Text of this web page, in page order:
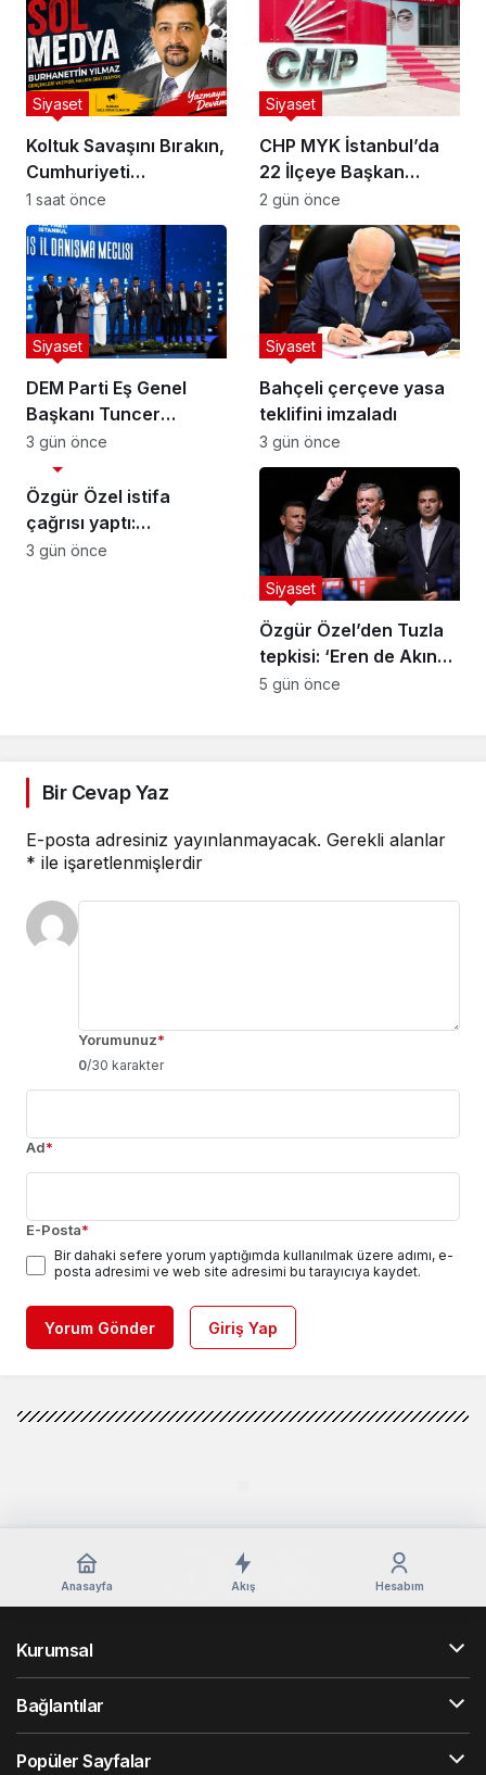
Koltuk Savaşını Bırakın,
Cumhuriyeti
Kaybetmeyin!
Siyaset
1 saat önce
CHP MYK İstanbul’da
22 İlçeye Başkan
Atamasını Yaptı
Siyaset
2 gün önce
DEM Parti Eş Genel
Başkanı Tuncer
Bakırhan: “Meclis
kapanmadan çerçeve
yasa çıkarılmalıdır”
Siyaset
3 gün önce
Bahçeli çerçeve yasa
teklifini imzaladı
Siyaset
3 gün önce
Özgür Özel istifa
çağrısı yaptı:
Darbecilerden
Siyaset
3 gün önce
Özgür Özel’den Tuzla
tepkisi: ‘Eren de Akın
Gürlek de hesap
Siyaset
5 gün önce
Bir Cevap Yaz
E-posta adresiniz yayınlanmayacak. Gerekli alanlar
* ile işaretlenmişlerdir
Yorumunuz*
0/30 karakter
Ad*
E-Posta*
Bir dahaki sefere yorum yaptığımda kullanılmak üzere adımı, e-
posta adresimi ve web site adresimi bu tarayıcıya kaydet.
Yorum Gönder Giriş Yap
Anasayfa Akış Hesabım
Kurumsal
Bağlantılar
Popüler Sayfalar